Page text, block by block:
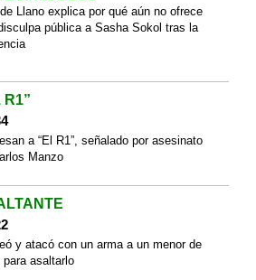
Llano explica por qué aún no ofrece
pública a Sasha Sokol tras la
R1”
a “El R1”, señalado por asesinato
Manzo
y atacó con un arma a un menor de
para asaltarlo